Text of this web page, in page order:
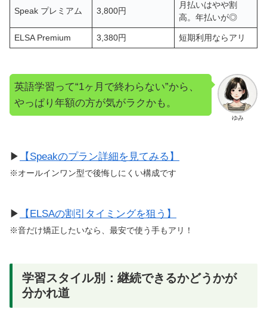
Speak プレミアム 3,800円
月払いはやや割
高。年払いが◎
ELSA Premium 3,380円 短期利用ならアリ
ゆみ
英語学習って“1ヶ月で終わらない”から、
やっぱり年額の方が気がラクかも。
▶ 【Speakのプラン詳細を見てみる】
※オールインワン型で後悔しにくい構成です
▶ 【ELSAの割引タイミングを狙う】
※音だけ矯正したいなら、最安で使う手もアリ！
学習スタイル別：継続できるかどうかが
分かれ道